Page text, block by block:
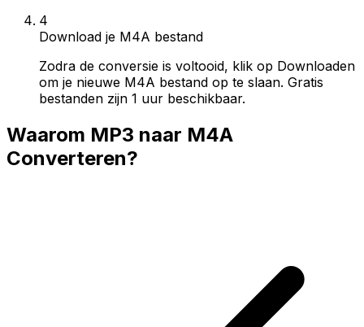
4
Download je M4A bestand
Zodra de conversie is voltooid, klik op Downloaden
om je nieuwe M4A bestand op te slaan. Gratis
bestanden zijn 1 uur beschikbaar.
Waarom MP3 naar M4A
Converteren?